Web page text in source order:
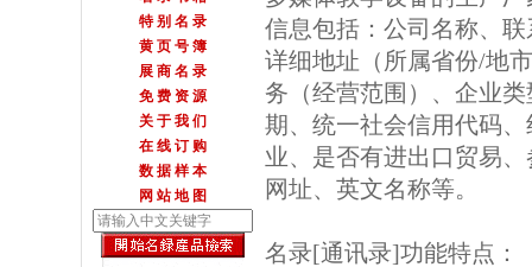
特 别 名 录
黄 页 号 簿
展 商 名 录
免 费 资 源
关 于 我 们
在 线 订 购
数 据 样 本
网 站 地 图
信息包括：公司名称、
详细地址（所属省份/地
务（经营范围）、企业
期、统一社会信用代码
业、是否有进出口贸易
网址、英文名称等。
名录[通讯录]功能特点：